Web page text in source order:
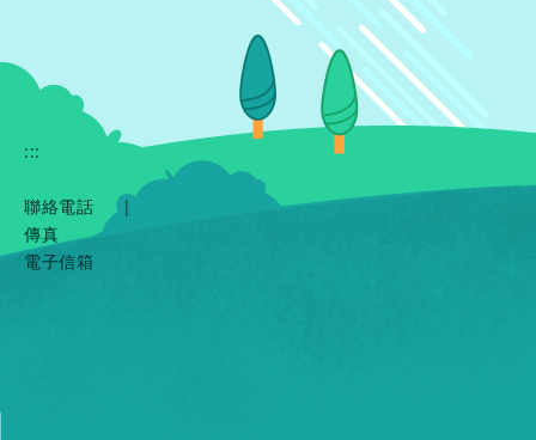
:::
聯絡電話
|
傳真
電子信箱